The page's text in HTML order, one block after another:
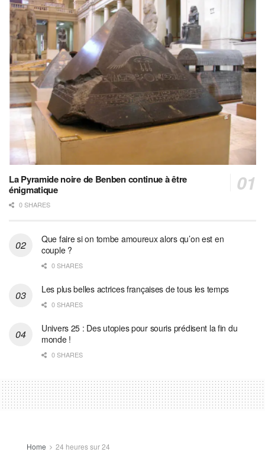
La Pyramide noire de Benben continue à être
énigmatique
0 SHARES
Que faire si on tombe amoureux alors qu’on est en
couple ?
0 SHARES
Les plus belles actrices françaises de tous les temps
0 SHARES
Univers 25 : Des utopies pour souris prédisent la fin du
monde !
0 SHARES
Home 24 heures sur 24